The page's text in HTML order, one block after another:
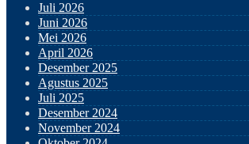
Juli 2026
Juni 2026
Mei 2026
April 2026
Desember 2025
Agustus 2025
Juli 2025
Desember 2024
November 2024